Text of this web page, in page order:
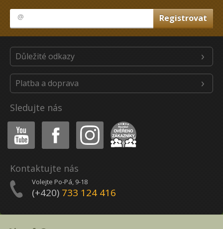
Důležité odkazy
Platba a doprava
Sledujte nás
Youtube Facebook Instagram Heureka
Kontaktujte nás
Volejte Po-Pá, 9-18
(+420) 733 124 416